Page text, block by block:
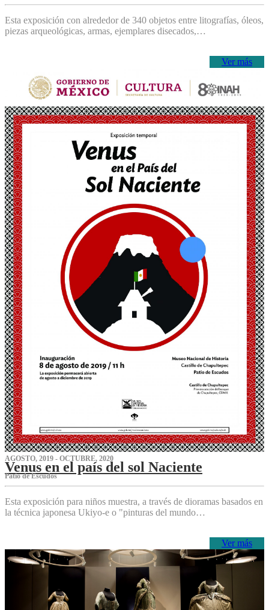
Esta exposición con alrededor de 340 objetos entre litografías, óleos,
piezas arqueológicas, armas, ejemplares disecados,…
Ver más
AGOSTO, 2019 - OCTUBRE, 2020
Venus en el país del sol Naciente
P‌atio de Escudos
Esta exposición para niños muestra, a través de dioramas basados en
la técnica japonesa Ukiyo-e o "pinturas del mundo…
Ver más